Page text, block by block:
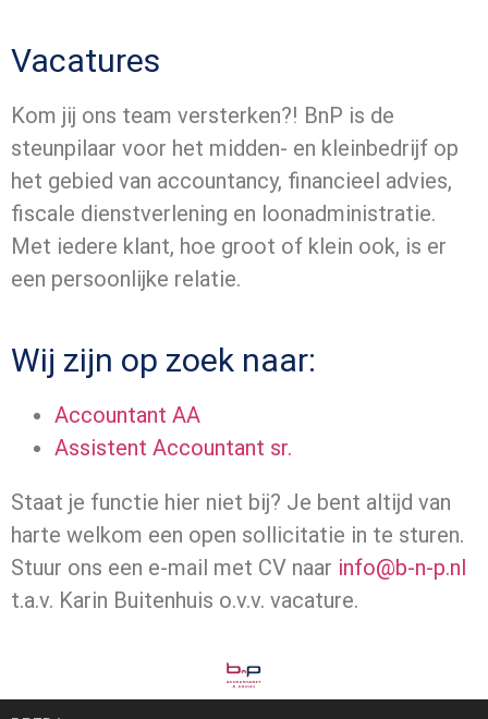
Vacatures
Kom jij ons team versterken?! BnP is de
steunpilaar voor het midden- en kleinbedrijf op
het gebied van accountancy, financieel advies,
fiscale dienstverlening en loonadministratie.
Met iedere klant, hoe groot of klein ook, is er
een persoonlijke relatie.
Wij zijn op zoek naar:
Accountant AA
Assistent Accountant sr.
Staat je functie hier niet bij? Je bent altijd van
harte welkom een open sollicitatie in te sturen.
Stuur ons een e-mail met CV naar info@b-n-p.nl
t.a.v. Karin Buitenhuis o.v.v. vacature.